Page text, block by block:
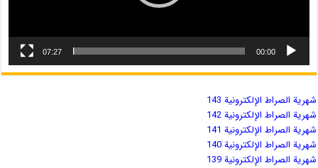
00:00
07:27
شهریة الصراط الإلكترونية 143
شهریة الصراط الإلكترونية 142
شهریة الصراط الإلكترونية 141
شهریة الصراط الإلكترونية 140
شهریة الصراط الإلكترونية 139